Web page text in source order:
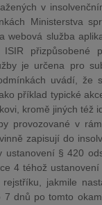
v
Ministerstva
webová služba
přizpůsobené
je určena pro
uvádí, že
příklad typické
kromě jiných též
provozované v
zapisují do
ustanovení § 420
4 téhož
jakmile
7 dnů po tomto